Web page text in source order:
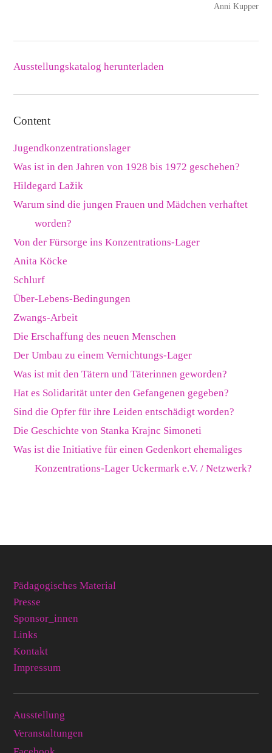
Anni Kupper
Downloads
Ausstellungskatalog herunterladen
Content
Jugendkonzentrationslager
Was ist in den Jahren von 1928 bis 1972 geschehen?
Hildegard Lažik
Warum sind die jungen Frauen und Mädchen verhaftet
worden?
Von der Fürsorge ins Konzentrations-Lager
Anita Köcke
Schlurf
Über-Lebens-Bedingungen
Zwangs-Arbeit
Die Erschaffung des neuen Menschen
Der Umbau zu einem Vernichtungs-Lager
Was ist mit den Tätern und Täterinnen geworden?
Hat es Solidarität unter den Gefangenen gegeben?
Sind die Opfer für ihre Leiden entschädigt worden?
Die Geschichte von Stanka Krajnc Simoneti
Was ist die Initiative für einen Gedenkort ehemaliges
Konzentrations-Lager Uckermark e.V. / Netzwerk?
Pädagogisches Material
Presse
Sponsor_innen
Links
Kontakt
Impressum
Ausstellung
Veranstaltungen